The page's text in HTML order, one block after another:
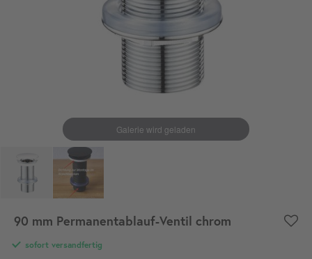
90 mm Permanentablauf-Ventil chrom
sofort versandfertig